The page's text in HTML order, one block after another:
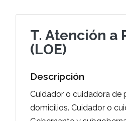
T. Atención a
(LOE)
Descripción
Cuidador o cuidadora de
domicilios. Cuidador o